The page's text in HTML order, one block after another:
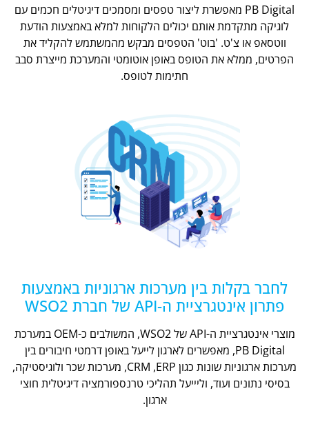
PB Digital מאפשרת ליצור טפסים ומסמכים דיגיטלים חכמים עם
לוגיקה מתקדמת אותם יכולים הלקוחות למלא באמצעות הודעת
ווטסאפ או צ'ט. 'בוט' הטפסים מבקש מהמשתמש להקליד את
הפרטים, ממלא את הטופס באופן אוטומטי והמערכת מייצרת סבב
חתימות לטופס.
לחבר בקלות בין מערכות ארגוניות באמצעות
פתרון אינטגרציית ה-API של חברת WSO2
מוצרי אינטגרציית ה-API של WSO2, המשולבים כ-OEM במערכת
PB Digital, מאפשרים לארגון לייעל באופן דרמטי חיבורים בין
מערכות ארגוניות שונות כגון CRM ,ERP, מערכות שכר ולוגיסטיקה,
בסיסי נתונים ועוד, וליייעל תהליכי טרנספורמציה דיגיטלית חוצי
ארגון.